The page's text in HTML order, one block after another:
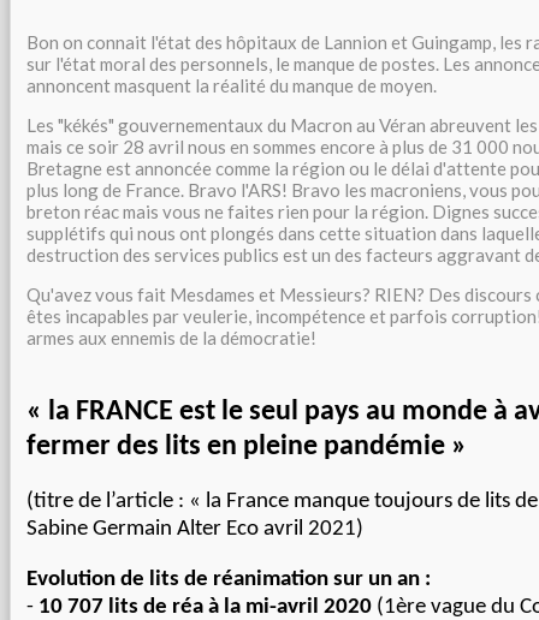
Bon on connait l'état des hôpitaux de Lannion et Guingamp, les
sur l'état moral des personnels, le manque de postes. Les
annoncent masquent la réalité du manque de moyen.
Les "kékés" gouvernementaux du Macron au Véran abreuvent
mais ce soir 28 avril nous en sommes encore à plus de 31 000
Bretagne est annoncée comme la région ou le délai d'attente
plus long de France. Bravo l'ARS! Bravo les macroniens, vous
breton réac mais vous ne faites rien pour la région. Dignes
supplétifs qui nous ont plongés dans cette situation dans
destruction des services publics est un des facteurs aggravant
Qu'avez vous fait Mesdames et Messieurs? RIEN? Des discours
êtes incapables par veulerie, incompétence et parfois
armes aux ennemis de la démocratie!
« la FRANCE est le seul pays au monde à
fermer des lits en pleine pandémie »
(titre de l’article : « la France manque toujours de lits
Sabine Germain Alter Eco avril 2021)
Evolution de lits de réanimation sur un an :
- 10 707 lits de réa à la mi-avril 2020 (1ère vague du